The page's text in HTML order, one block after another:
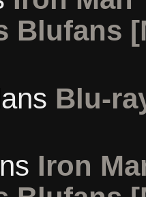
Blufans
Blu-
Iron